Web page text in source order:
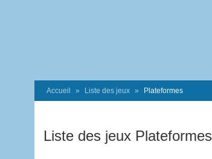
Accueil Liste des jeux Plateformes
Liste des jeux Plateformes